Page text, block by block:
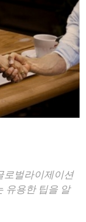
로벌라이제이션
유용한 팁을 알